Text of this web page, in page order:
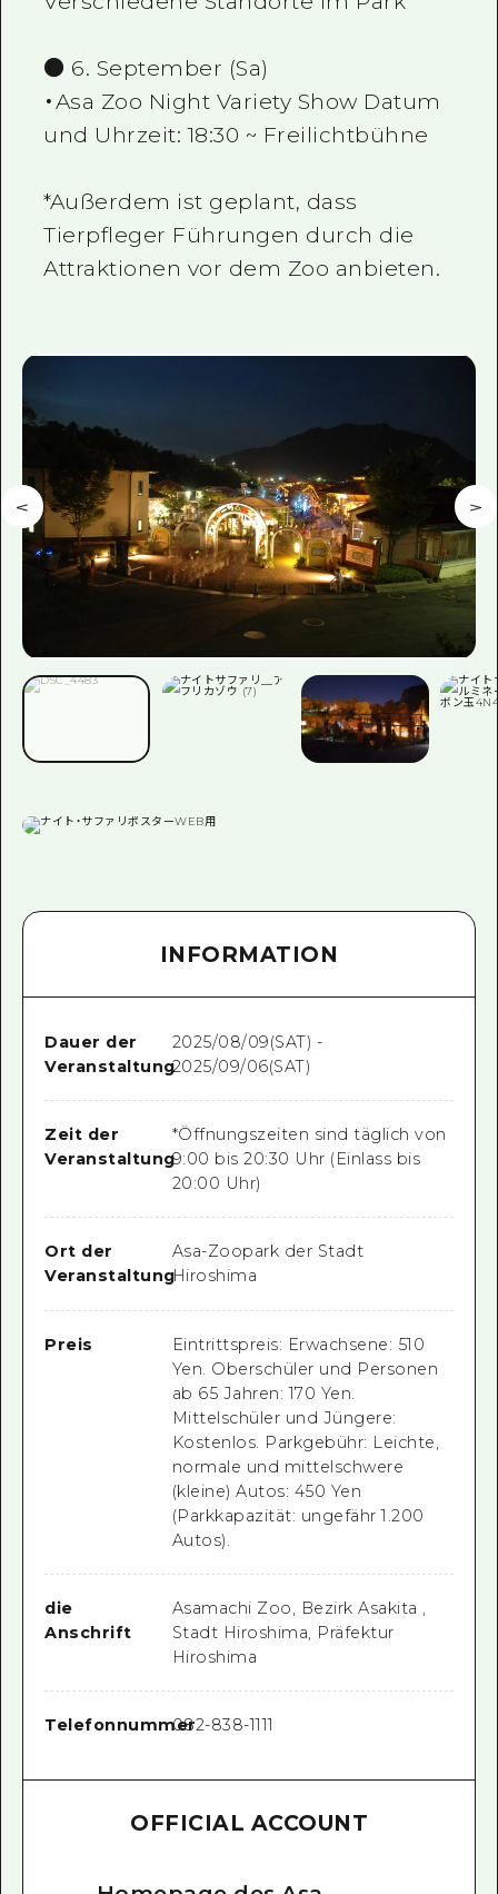
● 6. September (Sa)
・Asa Zoo Night Variety Show Datum
und Uhrzeit: 18:30 ~ Freilichtbühne
*Außerdem ist geplant, dass
Tierpfleger Führungen durch die
Attraktionen vor dem Zoo anbieten.
INFORMATION
Dauer der
Veranstaltung
2025/08/09(SAT) -
2025/09/06(SAT)
Zeit der
Veranstaltung
*Öffnungszeiten sind täglich von
9:00 bis 20:30 Uhr (Einlass bis
20:00 Uhr)
Ort der
Veranstaltung
Asa-Zoopark der Stadt
Hiroshima
Preis
Eintrittspreis: Erwachsene: 510
Yen. Oberschüler und Personen
ab 65 Jahren: 170 Yen.
Mittelschüler und Jüngere:
Kostenlos. Parkgebühr: Leichte,
normale und mittelschwere
(kleine) Autos: 450 Yen
(Parkkapazität: ungefähr 1.200
Autos).
die
Anschrift
Asamachi Zoo, Bezirk Asakita ,
Stadt Hiroshima, Präfektur
Hiroshima
Telefonnummer082-838-1111
OFFICIAL ACCOUNT